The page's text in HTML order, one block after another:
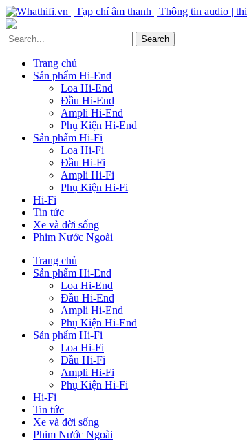
Trang chủ
Sản phẩm Hi-End
Loa Hi-End
Đầu Hi-End
Ampli Hi-End
Phụ Kiện Hi-End
Sản phẩm Hi-Fi
Loa Hi-Fi
Đầu Hi-Fi
Ampli Hi-Fi
Phụ Kiện Hi-Fi
Hi-Fi
Tin tức
Xe và đời sống
Phim Nước Ngoài
Trang chủ
Sản phẩm Hi-End
Loa Hi-End
Đầu Hi-End
Ampli Hi-End
Phụ Kiện Hi-End
Sản phẩm Hi-Fi
Loa Hi-Fi
Đầu Hi-Fi
Ampli Hi-Fi
Phụ Kiện Hi-Fi
Hi-Fi
Tin tức
Xe và đời sống
Phim Nước Ngoài